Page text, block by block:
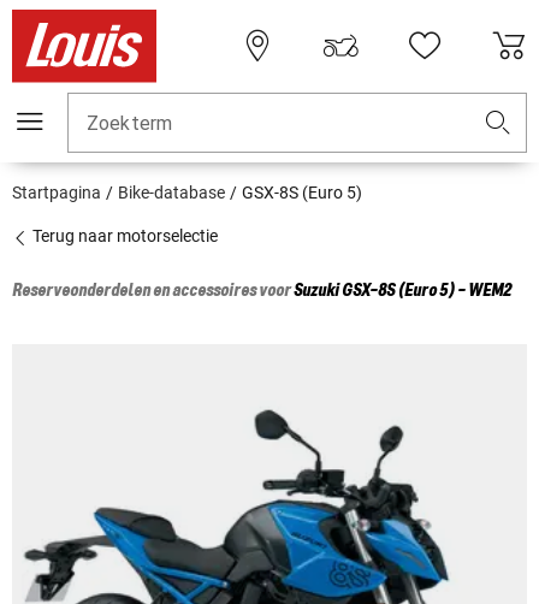
Zoekterm
Startpagina Bike-database GSX-8S (Euro 5)
Terug naar motorselectie
Reserveonderdelen en accessoires voorSuzukiGSX-8S (Euro 5) - WEM2